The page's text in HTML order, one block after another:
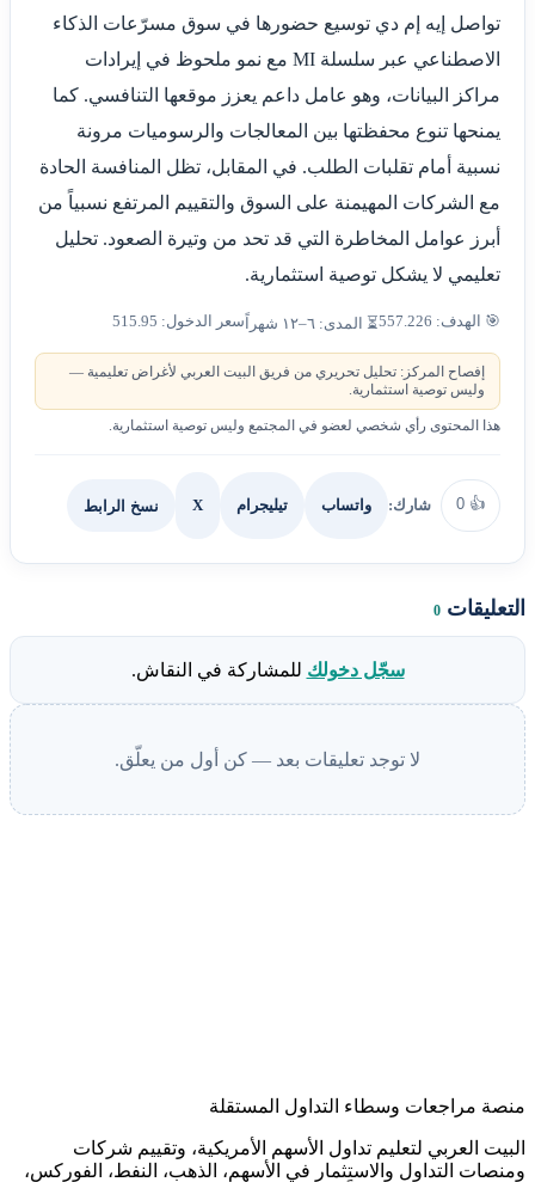
تواصل إيه إم دي توسيع حضورها في سوق مسرّعات الذكاء
الاصطناعي عبر سلسلة MI مع نمو ملحوظ في إيرادات
مراكز البيانات، وهو عامل داعم يعزز موقعها التنافسي. كما
يمنحها تنوع محفظتها بين المعالجات والرسوميات مرونة
نسبية أمام تقلبات الطلب. في المقابل، تظل المنافسة الحادة
مع الشركات المهيمنة على السوق والتقييم المرتفع نسبياً من
أبرز عوامل المخاطرة التي قد تحد من وتيرة الصعود. تحليل
تعليمي لا يشكل توصية استثمارية.
🎯 الهدف: 557.226 ⏳ المدى: ٦–١٢ شهراً سعر الدخول: 515.95
إفصاح المركز: تحليل تحريري من فريق البيت العربي لأغراض تعليمية —
وليس توصية استثمارية.
هذا المحتوى رأي شخصي لعضو في المجتمع وليس توصية استثمارية.
👍
0 شارك: واتساب تيليجرام X نسخ الرابط
التعليقات 0
سجّل دخولك للمشاركة في النقاش.
لا توجد تعليقات بعد — كن أول من يعلّق.
منصة مراجعات وسطاء التداول المستقلة
البيت العربي لتعليم تداول الأسهم الأمريكية، وتقييم شركات
ومنصات التداول والاستثمار في الأسهم، الذهب، النفط، الفوركس،